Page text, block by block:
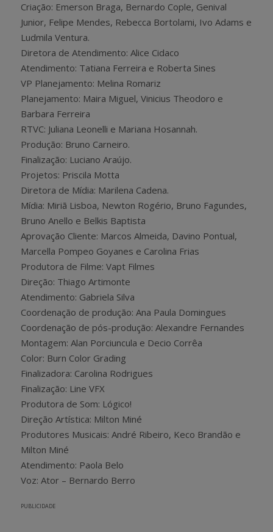
Criação: Emerson Braga, Bernardo Cople, Genival
Junior, Felipe Mendes, Rebecca Bortolami, Ivo Adams e
Ludmila Ventura.
Diretora de Atendimento: Alice Cidaco
Atendimento: Tatiana Ferreira e Roberta Sines
VP Planejamento: Melina Romariz
Planejamento: Maira Miguel, Vinicius Theodoro e
Barbara Ferreira
RTVC: Juliana Leonelli e Mariana Hosannah.
Produção: Bruno Carneiro.
Finalização: Luciano Araújo.
Projetos: Priscila Motta
Diretora de Mídia: Marilena Cadena.
Mídia: Miriã Lisboa, Newton Rogério, Bruno Fagundes,
Bruno Anello e Belkis Baptista
Aprovação Cliente: Marcos Almeida, Davino Pontual,
Marcella Pompeo Goyanes e Carolina Frias
Produtora de Filme: Vapt Filmes
Direção: Thiago Artimonte
Atendimento: Gabriela Silva
Coordenação de produção: Ana Paula Domingues
Coordenação de pós-produção: Alexandre Fernandes
Montagem: Alan Porciuncula e Decio Corrêa
Color: Burn Color Grading
Finalizadora: Carolina Rodrigues
Finalização: Line VFX
Produtora de Som: Lógico!
Direção Artística: Milton Miné
Produtores Musicais: André Ribeiro, Keco Brandão e
Milton Miné
Atendimento: Paola Belo
Voz: Ator – Bernardo Berro
PUBLICIDADE